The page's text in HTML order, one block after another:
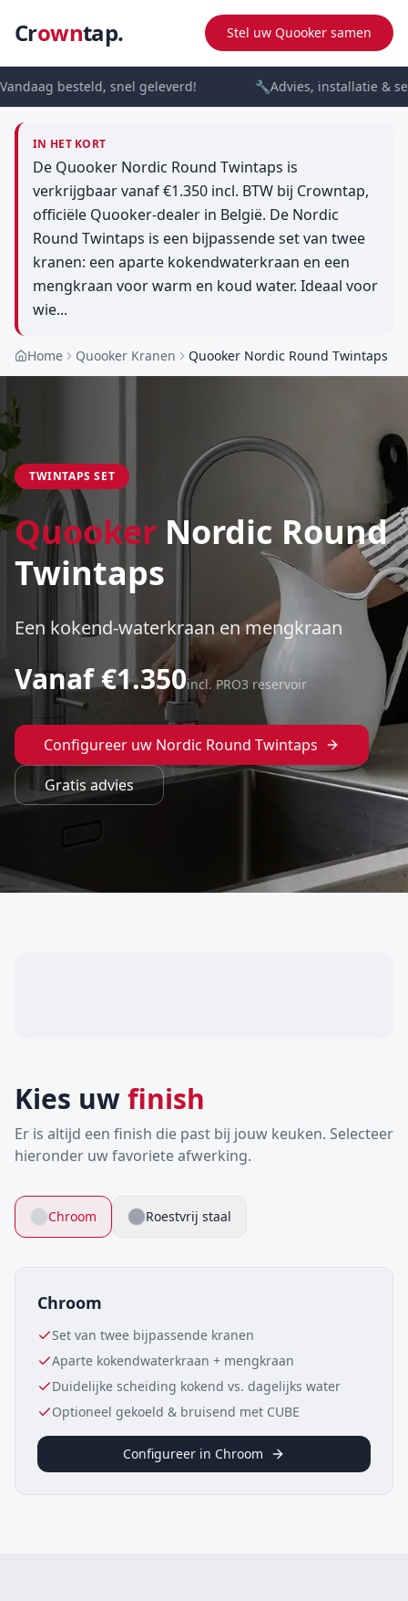
Crowntap. Stel uw Quooker samen
besteld, snel geleverd! 🔧Advies, installatie &
IN HET KORT
De Quooker Nordic Round Twintaps is
verkrijgbaar vanaf €1.350 incl. BTW bij Crowntap,
officiële Quooker-dealer in België. De Nordic
Round Twintaps is een bijpassende set van twee
kranen: een aparte kokendwaterkraan en een
mengkraan voor warm en koud water. Ideaal voor
wie...
Home Quooker Kranen Quooker Nordic Round Twintaps
TWINTAPS SET
Quooker Nordic Round
Twintaps
Een kokend-waterkraan en mengkraan
Vanaf €1.350incl. PRO3 reservoir
Configureer uw Nordic Round Twintaps
Gratis advies
Kies uwfinish
Er is altijd een finish die past bij jouw keuken. Selecteer
hieronder uw favoriete afwerking.
Chroom Roestvrij staal
Chroom
Set van twee bijpassende kranen
Aparte kokendwaterkraan + mengkraan
Duidelijke scheiding kokend vs. dagelijks water
Optioneel gekoeld & bruisend met CUBE
Configureer in Chroom